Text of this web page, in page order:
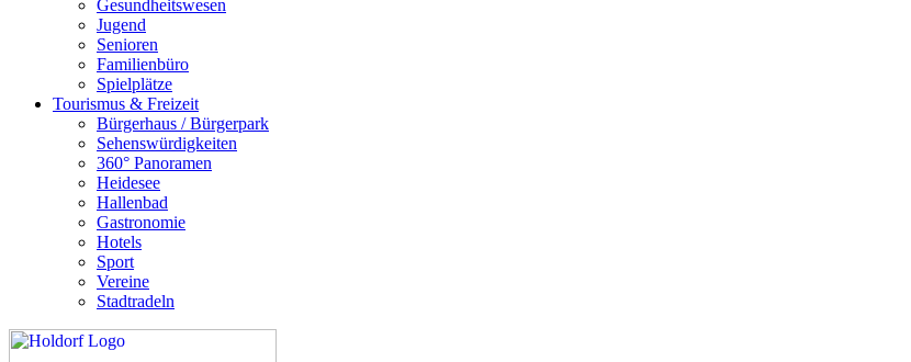
Gesundheitswesen
Jugend
Senioren
Familienbüro
Spielplätze
Tourismus & Freizeit
Bürgerhaus / Bürgerpark
Sehenswürdigkeiten
360° Panoramen
Heidesee
Hallenbad
Gastronomie
Hotels
Sport
Vereine
Stadtradeln